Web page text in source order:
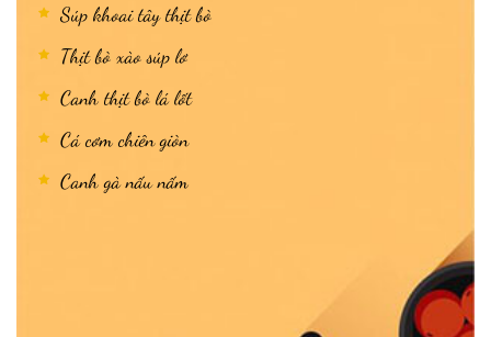
Súp khoai tây thịt bò
Thịt bò xào súp lơ
Canh thịt bò lá lốt
Cá cơm chiên giòn
Canh gà nấu nấm